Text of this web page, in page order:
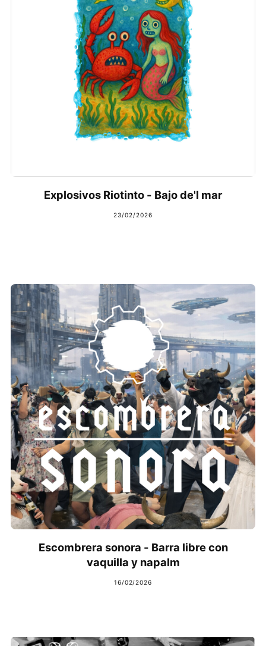
Explosivos Riotinto - Bajo de'l mar
23/02/2026
Escombrera sonora - Barra libre con
vaquilla y napalm
16/02/2026